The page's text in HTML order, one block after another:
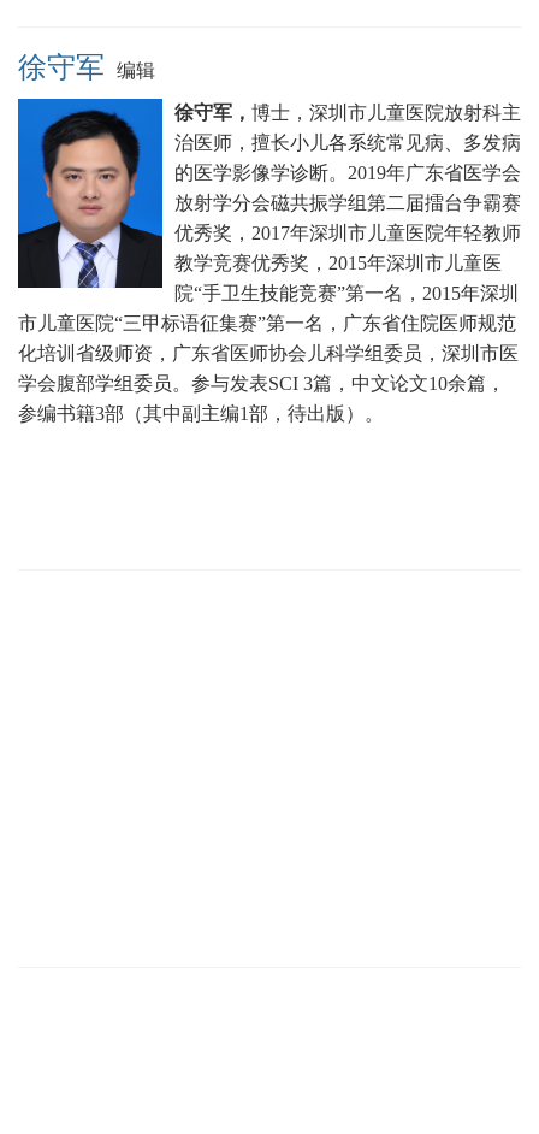
徐守军 编辑
徐守军， 博士，深圳市儿童医院放射科主
治医师，擅长小儿各系统常见病、多发病
的医学影像学诊断。 2019年广东省医学会
放射学分会磁共振学组第二届擂台争霸赛
优秀奖，2017年深圳市儿童医院年轻教师
教学竞赛优秀奖，2015年深圳市儿童医
院“手卫生技能竞赛”第一名，2015年深圳
市儿童医院“三甲标语征集赛”第一名，广东省住院医师规范
化培训省级师资，广东省医师协会儿科学组委员，深圳市医
学会腹部学组委员。 参与发表SCI 3篇，中文论文10余篇，
参编书籍3部（其中副主编1部，待出版）。